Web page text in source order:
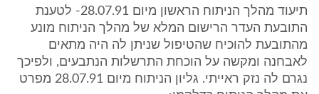
תיעוד מהלך הניתוח הראשון מיום 28.07.91- לטענת
התובעת העדר הרישום המלא של מהלך הניתוח מונע
מהתובעת להוכיח שהטיפול שניתן לה היה מתאים
לאבחנה ומקשה על הוכחת התרשלות הנתבעים, ולפיכך
נגרם לה נזק ראייתי. גליון הניתוח מיום 28.07.91 מפרט